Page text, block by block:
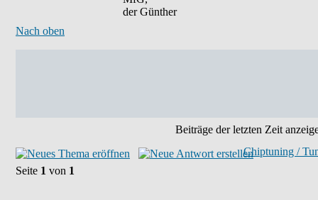
der Günther
Nach oben
Beiträge der letzten Zeit
Chiptuning /
Seite 1 von 1